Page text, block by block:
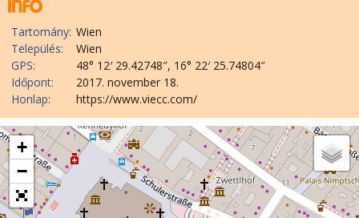
Tartomány: Wien
Település:
Wien
GPS:
48° 12′ 29.42748″, 16° 22′ 25.74804″
Időpont:
2017. november 18.
Honlap:
https://www.viecc.com/
+
−